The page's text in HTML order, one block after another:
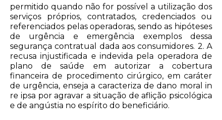
permitido quando não for possível a utilização dos
serviços próprios, contratados, credenciados ou
referenciados pelas operadoras, sendo as hipóteses
de urgência e emergência exemplos dessa
segurança contratual dada aos consumidores. 2. A
recusa injustificada e indevida pela operadora de
plano de saúde em autorizar a cobertura
financeira de procedimento cirúrgico, em caráter
de urgência, enseja a caracteriza de dano moral in
re ipsa por agravar a situação de aflição psicológica
e de angústia no espírito do beneficiário.